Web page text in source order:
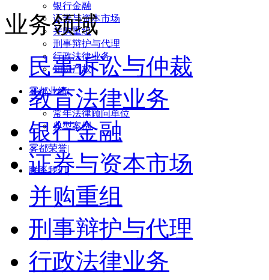
银行金融
证券与资本市场
并购重组
刑事辩护与代理
行政法律业务
知识产权
雾都业绩|
常年法律顾问单位
典型案例
雾都荣誉|
联系我们|
业务领域
民事诉讼与仲裁
教育法律业务
银行金融
证券与资本市场
并购重组
刑事辩护与代理
行政法律业务